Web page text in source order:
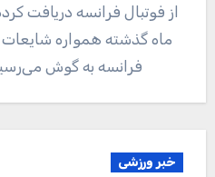
از فوتبال فرانسه دریافت
ماه گذشته همواره شایعات
فرانسه به گوش
خبر ورزشی